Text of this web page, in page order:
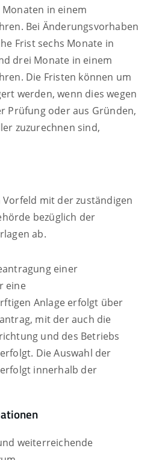
in einem
Bei Änderungsvorhaben
Frist sechs Monate in
drei Monate in einem
Die Fristen können um
werden, wenn dies wegen
Prüfung oder aus Gründen,
zuzurechnen sind,
Vorfeld mit der zuständigen
bezüglich der
ab.
einer
eine
Anlage erfolgt über
mit der auch die
und des Betriebs
Die Auswahl der
innerhalb der
weiterreichende